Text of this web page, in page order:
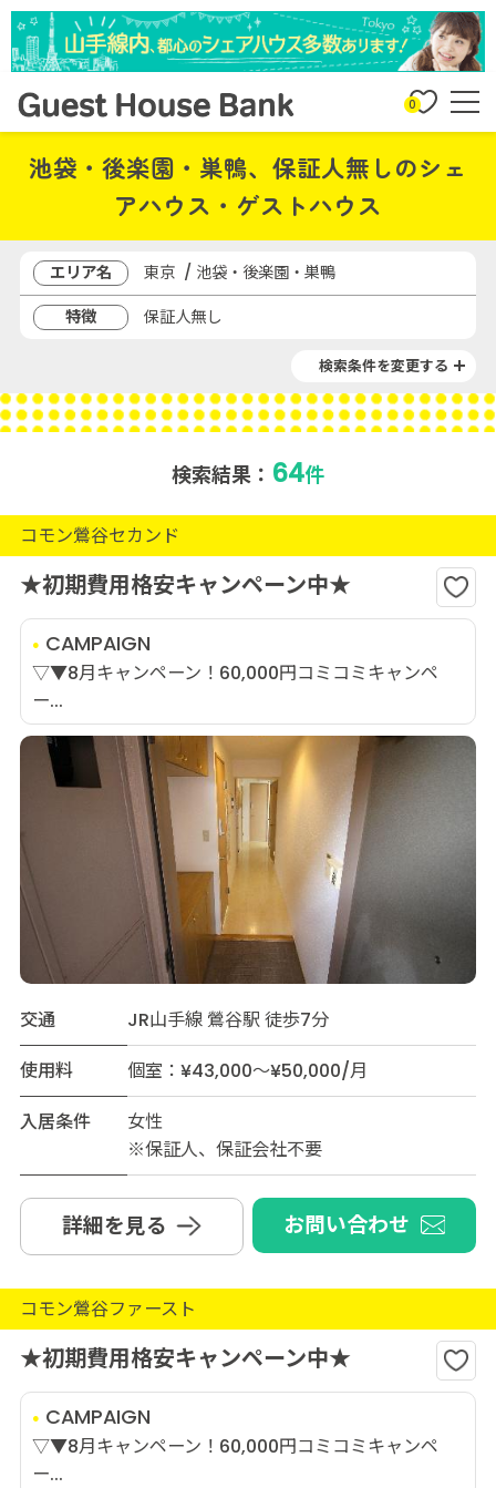
0
池袋・後楽園・巣鴨、保証人無しのシェ
アハウス・ゲストハウス
エリア名
東京 / 池袋・後楽園・巣鴨
特徴
保証人無し
検索条件を変更する
検索結果： 64件
コモン鶯谷セカンド
★初期費用格安キャンペーン中★
CAMPAIGN
▽▼8月キャンペーン！60,000円コミコミキャンペ
ー...
交通
JR山手線 鶯谷駅 徒歩7分
使用料
個室：¥43,000～¥50,000/月
入居条件
女性
※保証人、保証会社不要
詳細を見る お問い合わせ
コモン鶯谷ファースト
★初期費用格安キャンペーン中★
CAMPAIGN
▽▼8月キャンペーン！60,000円コミコミキャンペ
ー...